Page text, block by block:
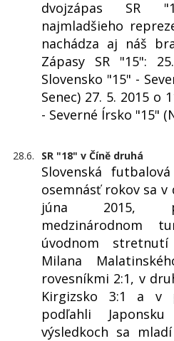
dvojzápas SR
najmladšieho
nachádza aj náš
Zápasy SR "15":
Slovensko "15" -
Senec) 27. 5. 2015 o
- Severné Írsko "15"
28.6. SR "18" v Číně druhá
Slovenská
osemnásť rokov sa v
júna 2015,
medzinárodnom
úvodnom
Milana
rovesníkmi 2:1, v
Kirgizsko 3:1 a v
podľahli
výsledkoch sa